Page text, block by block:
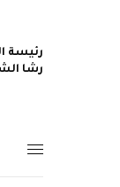
رئيسة
رشا